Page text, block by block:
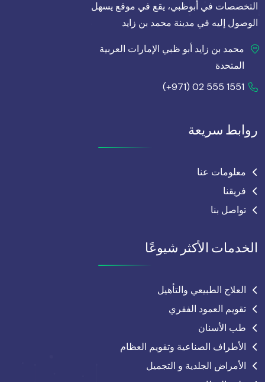
التخصصات في أبوظبي، يقع في موقع يسهل
الوصول إليه في مدينة محمد بن زايد
محمد بن زايد أبو ظبي الإمارات العربية
المتحدة
(+971) 02 555 1551
روابط سريعة
معلومات عنا
فريقنا
تواصل بنا
الخدمات الأكثر شيوعًا
العلاج الطبيعي والتأهيل
تقويم العمود الفقري
طب الأسنان
الأطراف الصناعية وتقويم العظام
الأمراض الجلدية و التجميل